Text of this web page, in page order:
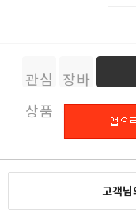
관심
상품
장바
구니
고객님